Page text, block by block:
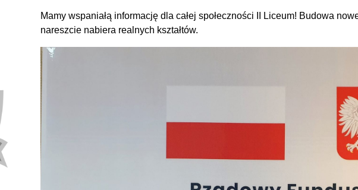
Mamy wspaniałą informację dla całej społeczności II Liceum! Budowa
nareszcie nabiera realnych kształtów.